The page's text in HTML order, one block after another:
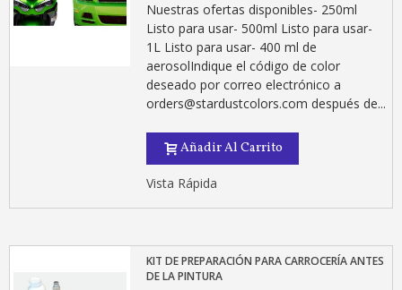
Comparte tus
Nuestras ofertas disponibles- 250ml
Listo para usar- 500ml Listo para usar-
1L Listo para usar- 400 ml de
aerosolIndique el código de color
deseado por correo electrónico a
orders@stardustcolors.com después de...
Añadir Al Carrito
Vista Rápida
KIT DE PREPARACIÓN PARA CARROCERÍA ANTES
DE LA PINTURA